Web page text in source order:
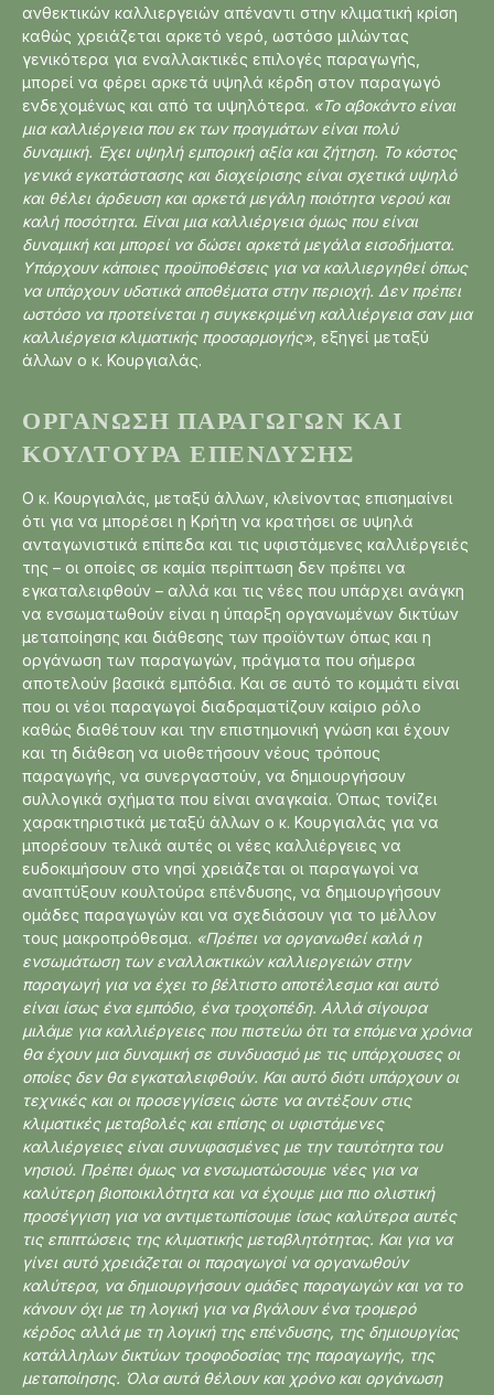
ανθεκτικών καλλιεργειών απέναντι στην κλιματική κρίση
καθώς χρειάζεται αρκετό νερό, ωστόσο μιλώντας
γενικότερα για εναλλακτικές επιλογές παραγωγής,
μπορεί να φέρει αρκετά υψηλά κέρδη στον παραγωγό
ενδεχομένως και από τα υψηλότερα. «Το αβοκάντο είναι
μια καλλιέργεια που εκ των πραγμάτων είναι πολύ
δυναμική. Έχει υψηλή εμπορική αξία και ζήτηση. Το κόστος
γενικά εγκατάστασης και διαχείρισης είναι σχετικά υψηλό
και θέλει άρδευση και αρκετά μεγάλη ποιότητα νερού και
καλή ποσότητα. Είναι μια καλλιέργεια όμως που είναι
δυναμική και μπορεί να δώσει αρκετά μεγάλα εισοδήματα.
Υπάρχουν κάποιες προϋποθέσεις για να καλλιεργηθεί όπως
να υπάρχουν υδατικά αποθέματα στην περιοχή. Δεν πρέπει
ωστόσο να προτείνεται η συγκεκριμένη καλλιέργεια σαν μια
καλλιέργεια κλιματικής προσαρμογής», εξηγεί μεταξύ
άλλων ο κ. Κουργιαλάς.
ΟΡΓΆΝΩΣΗ ΠΑΡΑΓΩΓΏΝ ΚΑΙ
ΚΟΥΛΤΟΎΡΑ ΕΠΈΝΔΥΣΗΣ
Ο κ. Κουργιαλάς, μεταξύ άλλων, κλείνοντας επισημαίνει
ότι για να μπορέσει η Κρήτη να κρατήσει σε υψηλά
ανταγωνιστικά επίπεδα και τις υφιστάμενες καλλιέργειές
της – οι οποίες σε καμία περίπτωση δεν πρέπει να
εγκαταλειφθούν – αλλά και τις νέες που υπάρχει ανάγκη
να ενσωματωθούν είναι η ύπαρξη οργανωμένων δικτύων
μεταποίησης και διάθεσης των προϊόντων όπως και η
οργάνωση των παραγωγών, πράγματα που σήμερα
αποτελούν βασικά εμπόδια. Και σε αυτό το κομμάτι είναι
που οι νέοι παραγωγοί διαδραματίζουν καίριο ρόλο
καθώς διαθέτουν και την επιστημονική γνώση και έχουν
και τη διάθεση να υιοθετήσουν νέους τρόπους
παραγωγής, να συνεργαστούν, να δημιουργήσουν
συλλογικά σχήματα που είναι αναγκαία. Όπως τονίζει
χαρακτηριστικά μεταξύ άλλων ο κ. Κουργιαλάς για να
μπορέσουν τελικά αυτές οι νέες καλλιέργειες να
ευδοκιμήσουν στο νησί χρειάζεται οι παραγωγοί να
αναπτύξουν κουλτούρα επένδυσης, να δημιουργήσουν
ομάδες παραγωγών και να σχεδιάσουν για το μέλλον
τους μακροπρόθεσμα. «Πρέπει να οργανωθεί καλά η
ενσωμάτωση των εναλλακτικών καλλιεργειών στην
παραγωγή για να έχει το βέλτιστο αποτέλεσμα και αυτό
είναι ίσως ένα εμπόδιο, ένα τροχοπέδη. Αλλά σίγουρα
μιλάμε για καλλιέργειες που πιστεύω ότι τα επόμενα χρόνια
θα έχουν μια δυναμική σε συνδυασμό με τις υπάρχουσες οι
οποίες δεν θα εγκαταλειφθούν. Και αυτό διότι υπάρχουν οι
τεχνικές και οι προσεγγίσεις ώστε να αντέξουν στις
κλιματικές μεταβολές και επίσης οι υφιστάμενες
καλλιέργειες είναι συνυφασμένες με την ταυτότητα του
νησιού. Πρέπει όμως να ενσωματώσουμε νέες για να
καλύτερη βιοποικιλότητα και να έχουμε μια πιο ολιστική
προσέγγιση για να αντιμετωπίσουμε ίσως καλύτερα αυτές
τις επιπτώσεις της κλιματικής μεταβλητότητας. Και για να
γίνει αυτό χρειάζεται οι παραγωγοί να οργανωθούν
καλύτερα, να δημιουργήσουν ομάδες παραγωγών και να το
κάνουν όχι με τη λογική για να βγάλουν ένα τρομερό
κέρδος αλλά με τη λογική της επένδυσης, της δημιουργίας
κατάλληλων δικτύων τροφοδοσίας της παραγωγής, της
μεταποίησης. Όλα αυτά θέλουν και χρόνο και οργάνωση